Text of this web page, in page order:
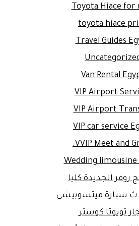
Toyota Hiace for
toyota hiace
Travel Guides
Van Rental
VIP Airport
VIP Airport
VIP car service
VVIP Meet and
Wedding
روفر الجديدة كليا
سيارة ميتسوبيشى
تويوتا كوستر